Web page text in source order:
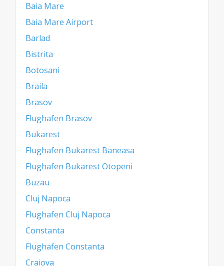
Baia Mare
Baia Mare Airport
Barlad
Bistrita
Botosani
Braila
Brasov
Flughafen Brasov
Bukarest
Flughafen Bukarest Baneasa
Flughafen Bukarest Otopeni
Buzau
Cluj Napoca
Flughafen Cluj Napoca
Constanta
Flughafen Constanta
Craiova